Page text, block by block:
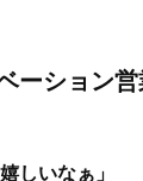
ーション
しいなぁ」